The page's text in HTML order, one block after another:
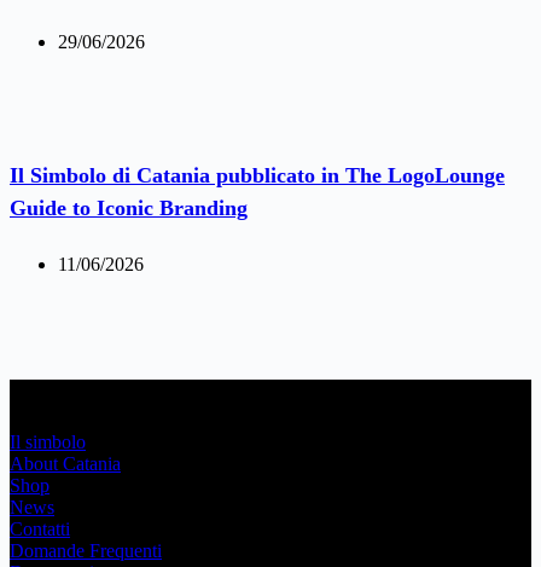
29/06/2026
Il Simbolo di Catania pubblicato in The LogoLounge
Guide to Iconic Branding
11/06/2026
Il simbolo
About Catania
Shop
News
Contatti
Domande Frequenti